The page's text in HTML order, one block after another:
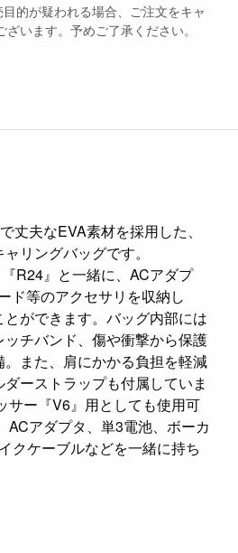
的が疑われる場合、ご注文をキャ
います。予めご了承ください。
丈夫なEVA素材を採用した、
リングバッグです。
R24』と一緒に、ACアダプ
ド等のアクセサリを収納し
ができます。バッグ内部には
チバンド、傷や衝撃から保護
また、肩にかかる負担を軽減
ーストラップも付属していま
サー『V6』用としても使用可
ACアダプタ、単3電池、ボーカ
クケーブルなどを一緒に持ち